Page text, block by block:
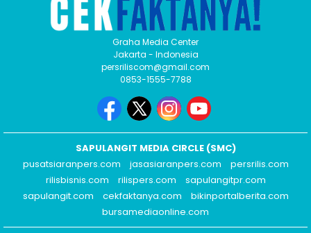
Graha Media Center
Jakarta - Indonesia
persriliscom@gmail.com
0853-1555-7788
SAPULANGIT MEDIA CIRCLE (SMC)
pusatsiaranpers.com
jasasiaranpers.com
persrilis.com
rilisbisnis.com
rilispers.com
sapulangitpr.com
sapulangit.com
cekfaktanya.com
bikinportalberita.com
bursamediaonline.com